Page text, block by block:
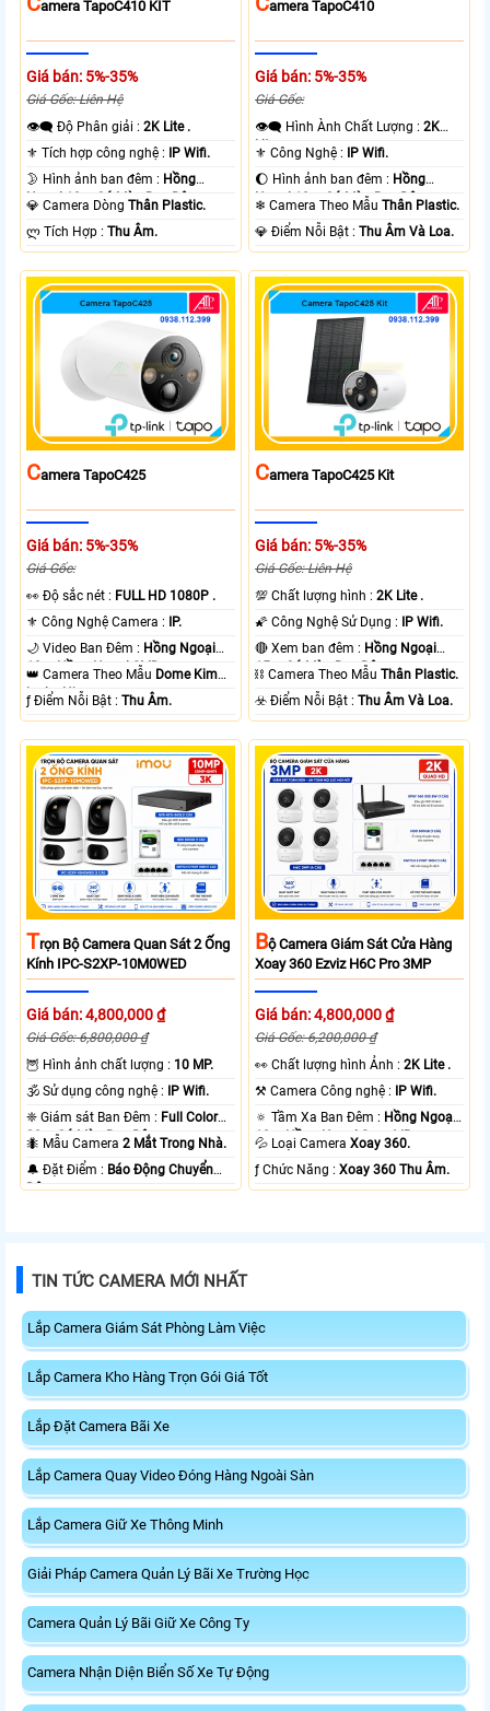
Amera TapoC410 KIT
Giá bán: 5%-35%
Giá Gốc: Liên Hệ
👁️‍🗨 Độ Phân giải :2K Lite .
⚜️ Tích hợp công nghệ :
IP Wifi.
🌛 Hình ảnh ban đêm : Hồng
Ngoại 10m Có Màu Ban Ðêm.
💎 Camera DòngThân Plastic.
️ლ Tích Hợp :Thu Âm.
Amera TapoC410
Giá bán: 5%-35%
Giá Gốc:
👁️‍🗨 Hình Ành Chất Lượng :2K
Lite .
⚜️ Công Nghệ :
IP Wifi.
🌔 Hình ảnh ban đêm : Hồng
Ngoại 10m Có Màu Ban Ðêm.
❄ Camera Theo MẫuThân Plastic.
️💎 Điểm Nỗi Bật :Thu Âm Và Loa.
CAmera TapoC425
Giá bán: 5%-35%
Giá Gốc:
️👀 Độ sắc nét : FULL HD 1080P .
⚜️ Công Nghệ Camera : IP.
🌙 Video Ban Đêm : Hồng Ngoại
10m Hồng Ngoại SMD.
👑 Camera Theo Mẫu Dome Kim
loại + Nhựa.
️ƒ Điểm Nỗi Bật :Thu Âm.
CAmera TapoC425 Kit
Giá bán: 5%-35%
Giá Gốc: Liên Hệ
💯 Chất lượng hình :2K Lite .
🌠 Công Nghệ Sử Dụng : IP Wifi.
🔴 Xem ban đêm : Hồng Ngoại
15m Có Màu Ban Ðêm.
⛓ Camera Theo MẫuThân Plastic.
️☣️ Điểm Nỗi Bật :Thu Âm Và Loa.
TRọn Bộ Camera Quan Sát 2 Ống
Kính IPC-S2XP-10M0WED
Giá bán: 4,800,000 ₫
Giá Gốc: 6,800,000 ₫
🦉 Hình ảnh chất lượng : 10 MP.
🕉️ Sử dụng công nghệ : IP Wifi.
❈ Giám sát Ban Đêm : Full Color
20m Có Màu Ban Ðêm.
🐜 Mẫu Camera2 Mắt Trong Nhà.
️🔔 Đặt Điểm : Báo Động Chuyển
Động.
BỘ Camera Giám Sát Cửa Hàng
Xoay 360 Ezviz H6C Pro 3MP
Giá bán: 4,800,000 ₫
Giá Gốc: 6,200,000 ₫
️👀 Chất lượng hình Ảnh :2K Lite .
⚒ Camera Công nghệ : IP Wifi.
🔅 Tầm Xa Ban Đêm : Hồng Ngoại
10m Hồng Ngoại Smart IR.
💦 Loại CameraXoay 360.
️ƒ Chức Năng :Xoay 360 Thu Âm.
TIN TỨC CAMERA MỚI NHẤT
Lắp Camera Giám Sát Phòng Làm Việc
Lắp Camera Kho Hàng Trọn Gói Giá Tốt
Lắp Đặt Camera Bãi Xe
Lắp Camera Quay Video Đóng Hàng Ngoài Sàn
Lắp Camera Giữ Xe Thông Minh
Giải Pháp Camera Quản Lý Bãi Xe Trường Học
Camera Quản Lý Bãi Giữ Xe Công Ty
Camera Nhận Diện Biển Số Xe Tự Động